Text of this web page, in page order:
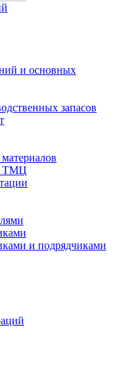
и основных
запасов
ТМЦ
и подрядчиками